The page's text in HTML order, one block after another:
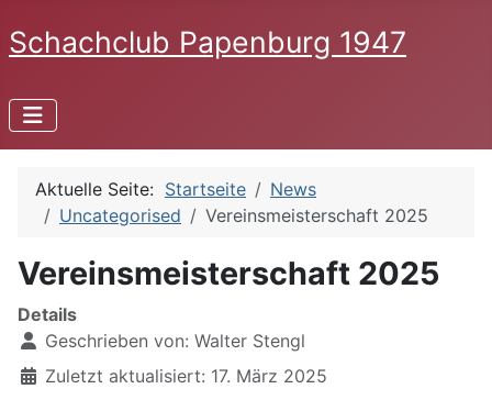
Schachclub Papenburg 1947
Aktuelle Seite: Startseite
News
Uncategorised
Vereinsmeisterschaft 2025
Vereinsmeisterschaft 2025
Details
Geschrieben von: Walter Stengl
Zuletzt aktualisiert: 17. März 2025